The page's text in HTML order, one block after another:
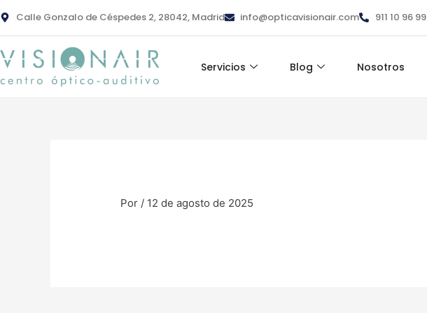
al
Calle Gonzalo de Céspedes 2, 28042, Madrid info@opticavisionair.com 911 10 96 99
Servicios Blog Nosotros
Por / 12 de agosto de 2025